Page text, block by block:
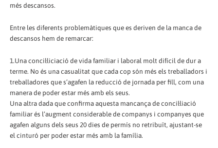
més descansos.
Entre les diferents problemàtiques que es deriven de la manca de
descansos hem de remarcar:
1.Una concil·liciació de vida familiar i laboral molt difícil de dur a
terme. No és una casualitat que cada cop són més els treballadors i
treballadores que s’agafen la reducció de jornada per fill, com una
manera de poder estar més amb els seus.
Una altra dada que confirma aquesta mancança de concil·liació
familiar és l’augment considerable de companys i companyes que
agafen alguns dels seus 20 dies de permís no retribuït, ajustant-se
el cinturó per poder estar més amb la família.